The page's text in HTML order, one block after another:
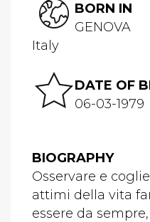
BORN IN
GENOVA
Italy
DATE OF
06-03-1979
BIOGRAPHY
Osservare e
attimi della vita
essere da